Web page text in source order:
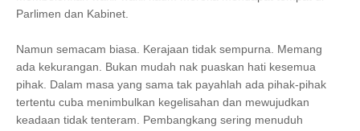
Parlimen dan Kabinet.
Namun semacam biasa. Kerajaan tidak sempurna. Memang
ada kekurangan. Bukan mudah nak puaskan hati kesemua
pihak. Dalam masa yang sama tak payahlah ada pihak-pihak
tertentu cuba menimbulkan kegelisahan dan mewujudkan
keadaan tidak tenteram. Pembangkang sering menuduh